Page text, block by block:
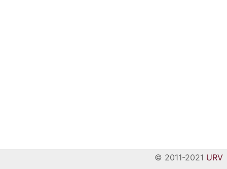
© 2011-2021 URV